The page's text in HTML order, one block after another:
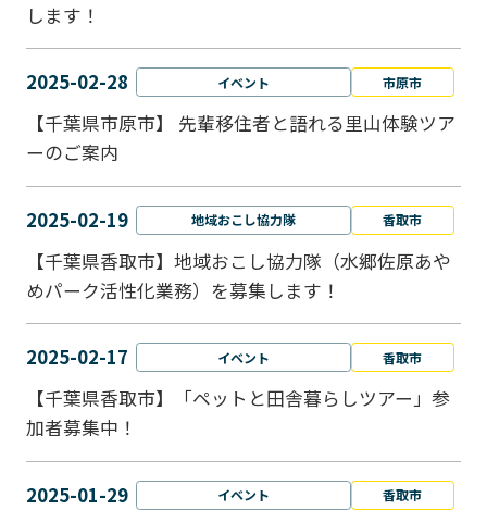
します！
2025-02-28 イベント 市原市
【千葉県市原市】 先輩移住者と語れる里山体験ツア
ーのご案内
2025-02-19 地域おこし協力隊 香取市
【千葉県香取市】地域おこし協力隊（水郷佐原あや
めパーク活性化業務）を募集します！
2025-02-17 イベント 香取市
【千葉県香取市】「ペットと⽥舎暮らしツアー」参
加者募集中！
2025-01-29 イベント 香取市